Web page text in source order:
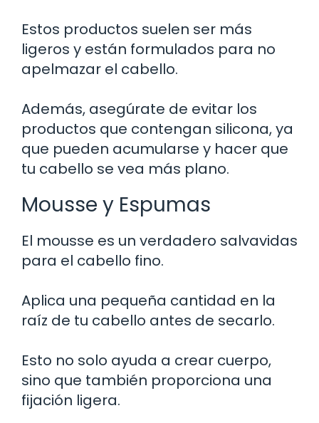
Estos productos suelen ser más
ligeros y están formulados para no
apelmazar el cabello.
Además, asegúrate de evitar los
productos que contengan silicona, ya
que pueden acumularse y hacer que
tu cabello se vea más plano.
Mousse y Espumas
El mousse es un verdadero salvavidas
para el cabello fino.
Aplica una pequeña cantidad en la
raíz de tu cabello antes de secarlo.
Esto no solo ayuda a crear cuerpo,
sino que también proporciona una
fijación ligera.